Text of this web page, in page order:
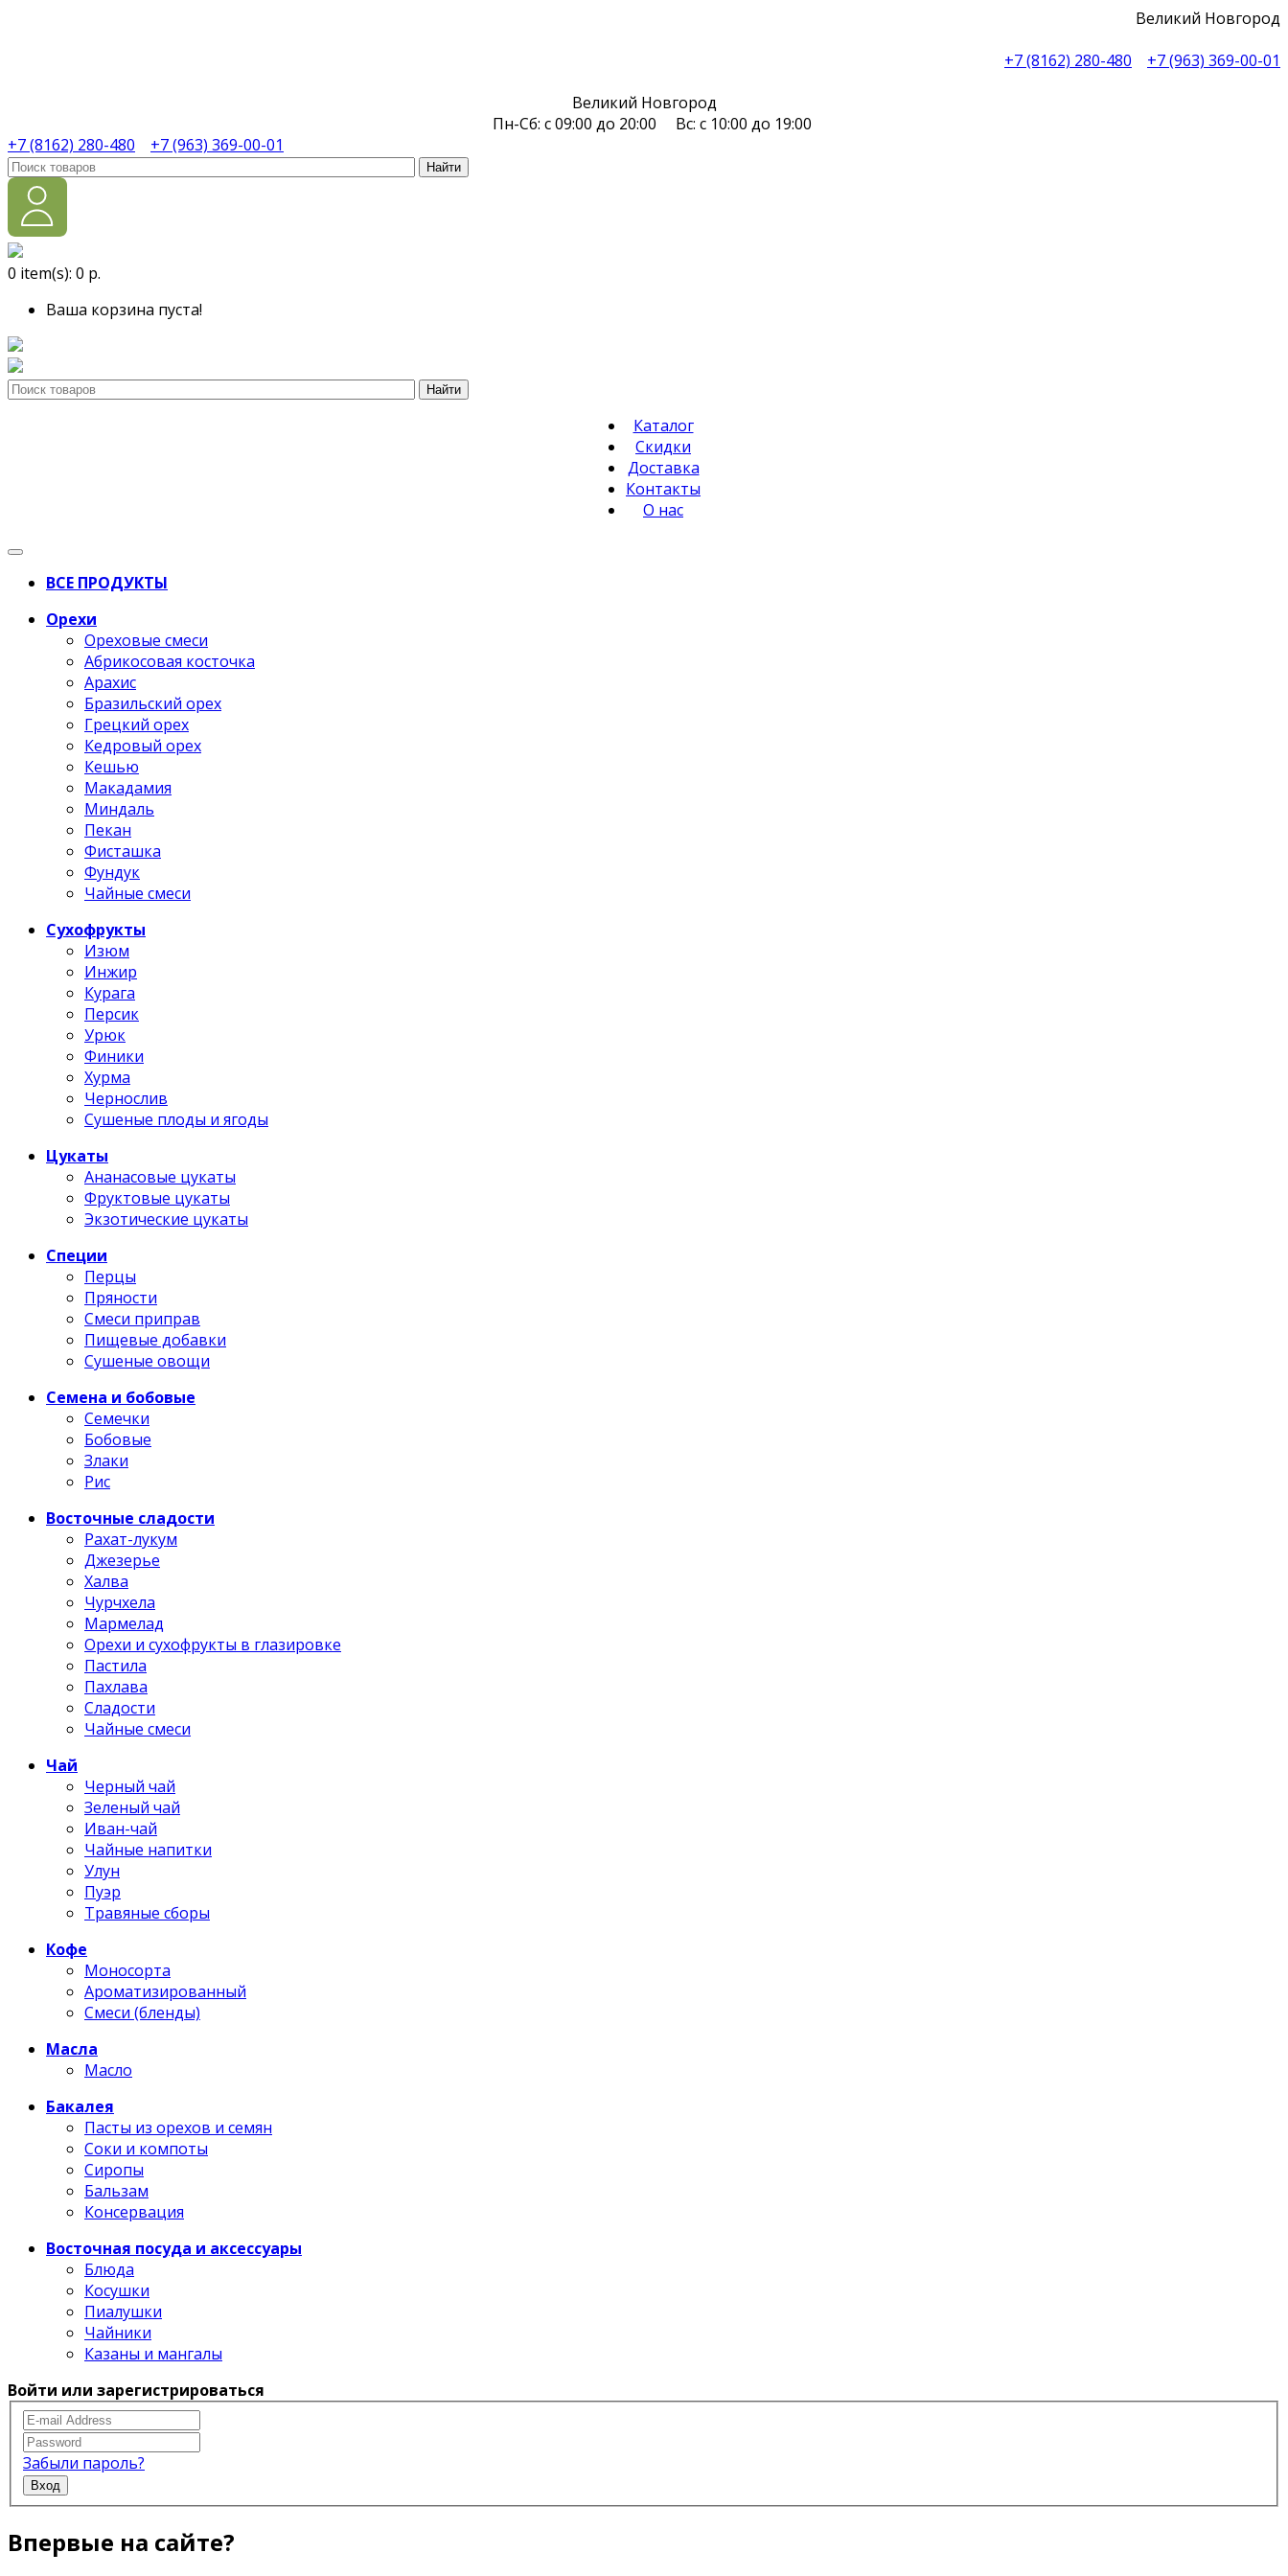
Великий Новгород
+7 (8162) 280-480
+7 (963) 369-00-01
Великий Новгород
Пн-Сб: с 09:00 до 20:00 Вс: с 10:00 до 19:00
+7 (8162) 280-480
+7 (963) 369-00-01
Найти
0 item(s): 0 р.
Ваша корзина пуста!
Найти
Каталог
Скидки
Доставка
Контакты
О нас
ВСЕ ПРОДУКТЫ
Орехи
Ореховые смеси
Абрикосовая косточка
Арахис
Бразильский орех
Грецкий орех
Кедровый орех
Кешью
Макадамия
Миндаль
Пекан
Фисташка
Фундук
Чайные смеси
Сухофрукты
Изюм
Инжир
Курага
Персик
Урюк
Финики
Хурма
Чернослив
Сушеные плоды и ягоды
Цукаты
Ананасовые цукаты
Фруктовые цукаты
Экзотические цукаты
Специи
Перцы
Пряности
Смеси приправ
Пищевые добавки
Сушеные овощи
Семена и бобовые
Семечки
Бобовые
Злаки
Рис
Восточные сладости
Рахат-лукум
Джезерье
Халва
Чурчхела
Мармелад
Орехи и сухофрукты в глазировке
Пастила
Пахлава
Сладости
Чайные смеси
Чай
Черный чай
Зеленый чай
Иван-чай
Чайные напитки
Улун
Пуэр
Травяные сборы
Кофе
Моносорта
Ароматизированный
Смеси (бленды)
Масла
Масло
Бакалея
Пасты из орехов и семян
Соки и компоты
Сиропы
Бальзам
Консервация
Восточная посуда и аксессуары
Блюда
Косушки
Пиалушки
Чайники
Казаны и мангалы
Войти или зарегистрироваться
Забыли пароль?
Вход
Впервые на сайте?